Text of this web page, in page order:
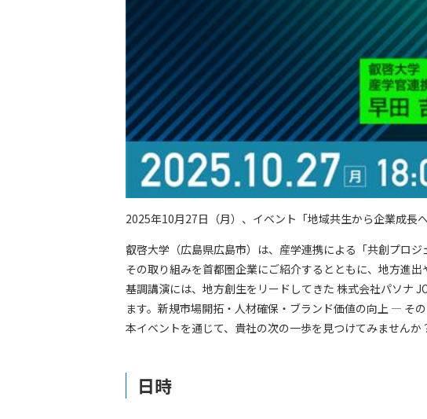
2025年10月27日（月）、イベント「地域共生から企業成長
叡啓大学（広島県広島市）は、産学連携による「共創プロ
その取り組みを首都圏企業にご紹介するとともに、地方進
基調講演には、地方創生をリードしてきた 株式会社パソナ
ます。新規市場開拓・人材確保・ブランド価値の向上 ― その
本イベントを通じて、貴社の次の一歩を見つけてみませんか
日時